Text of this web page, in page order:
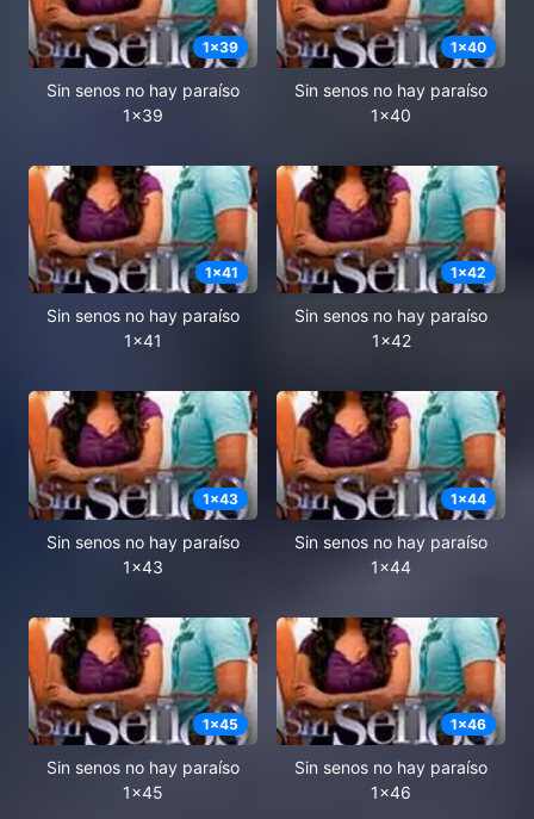
1x39
Sin senos no hay paraíso
1x39
1x40
Sin senos no hay paraíso
1x40
1x41
Sin senos no hay paraíso
1x41
1x42
Sin senos no hay paraíso
1x42
1x43
Sin senos no hay paraíso
1x43
1x44
Sin senos no hay paraíso
1x44
1x45
Sin senos no hay paraíso
1x45
1x46
Sin senos no hay paraíso
1x46